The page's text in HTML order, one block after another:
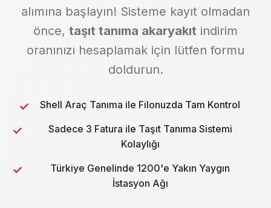
alımına başlayın! Sisteme kayıt olmadan
önce, taşıt tanıma akaryakıt indirim
oranınızı hesaplamak için lütfen formu
doldurun.
Shell Araç Tanıma ile Filonuzda Tam Kontrol
Sadece 3 Fatura ile Taşıt Tanıma Sistemi
Kolaylığı
Türkiye Genelinde 1200'e Yakın Yaygın
İstasyon Ağı